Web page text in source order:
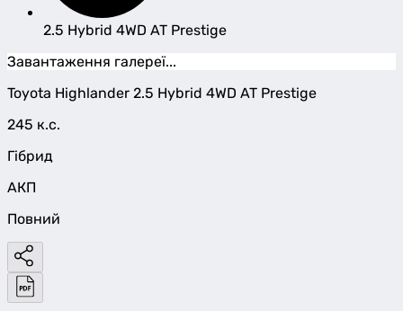
2.5 Hybrid 4WD AT Prestige
Завантаження галереї...
Toyota Highlander 2.5 Hybrid 4WD AT Prestige
245 к.с.
Гібрид
АКП
Повний